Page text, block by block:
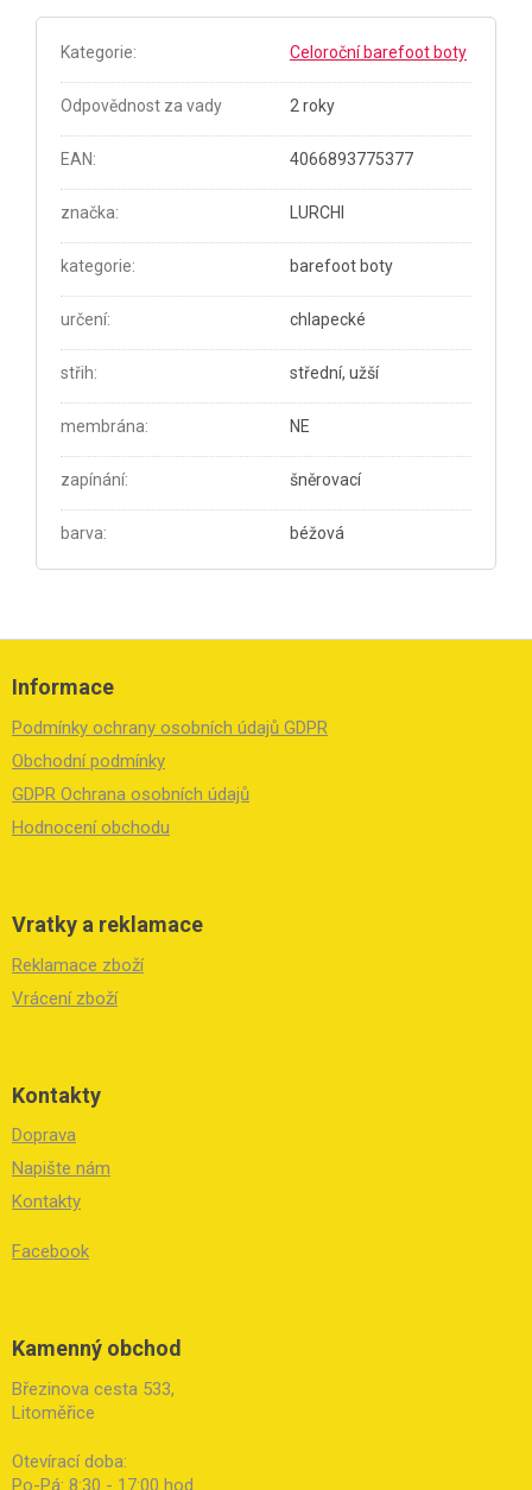
Kategorie: Celoroční barefoot boty
Odpovědnost za vady 2 roky
EAN: 4066893775377
značka: LURCHI
kategorie: barefoot boty
určení: chlapecké
střih: střední, užší
membrána: NE
zapínání: šněrovací
barva: béžová
Z
Informace
Podmínky ochrany osobních údajů GDPR
Obchodní podmínky
GDPR Ochrana osobních údajů
Hodnocení obchodu
Vratky a reklamace
Reklamace zboží
Vrácení zboží
Kontakty
Doprava
Napište nám
Kontakty
Facebook
Kamenný obchod
Březinova cesta 533,
Litoměřice
Otevírací doba: